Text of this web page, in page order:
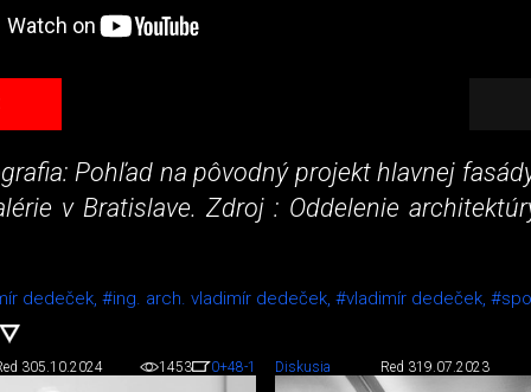
Pohľad na pôvodný projekt hlavnej
v Bratislave. Zdroj : Oddelenie
dedeček, #ing. arch. vladimír dedeček, #vladimír dedeček,
305.10.2024 1453 0+48-1 Diskusia Red 319.07.2023